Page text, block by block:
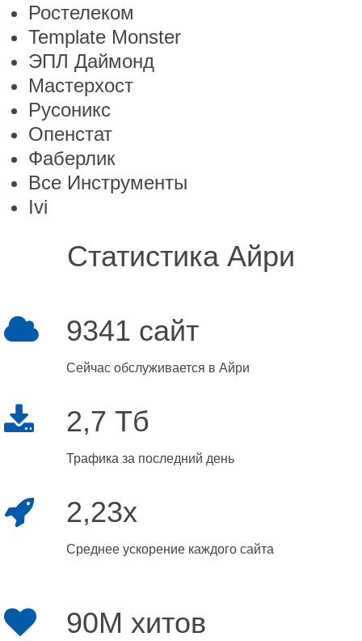
Ростелеком
Template Monster
ЭПЛ Даймонд
Мастерхост
Русоникс
Опенстат
Фаберлик
Все Инструменты
Ivi
Статистика Айри
9341 сайт
Сейчас обслуживается в Айри
2,7 Тб
Трафика за последний день
2,23x
Среднее ускорение каждого сайта
90M хитов